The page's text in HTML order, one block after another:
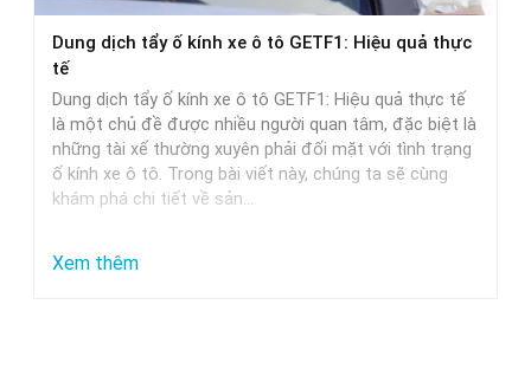
Hạt
Cao
Cấp:
Trung
Nguyên,
Milano
Dung dịch tẩy ố kính xe ô tô GETF1: Hiệu quả thực
tế
Dung dịch tẩy ố kính xe ô tô GETF1: Hiệu quả thực tế
là một chủ đề được nhiều người quan tâm, đặc biệt là
những tài xế thường xuyên phải đối mặt với tình trạng
ố kính xe ô tô. Trong bài viết này, chúng ta sẽ cùng
khám phá chi tiết về sản…
Xem thêm: